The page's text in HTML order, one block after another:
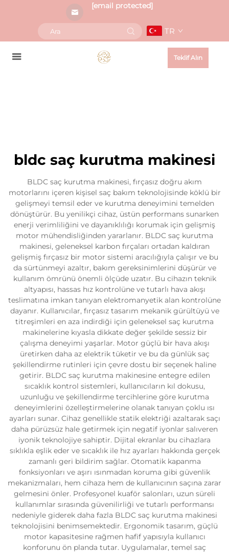
[email protected]
TR
Teklif Alın
bldc saç kurutma makinesi
BLDC saç kurutma makinesi, fırçasız doğru akım
motorlarını içeren kişisel saç bakım teknolojisinde köklü bir
gelişmeyi temsil eder ve kurutma deneyimini temelden
dönüştürür. Bu yenilikçi cihaz, üstün performans sunarken
enerji verimliliğini ve dayanıklılığı korumak için gelişmiş
motor mühendisliğinden yararlanır. BLDC saç kurutma
makinesi, geleneksel karbon fırçaları ortadan kaldıran
gelişmiş fırçasız bir motor sistemi aracılığıyla çalışır ve bu
da sürtünmeyi azaltır, bakım gereksinimlerini düşürür ve
kullanım ömrünü önemli ölçüde uzatır. Bu cihazın teknik
altyapısı, hassas hız kontrolüne ve tutarlı hava akışı
teslimatına imkan tanıyan elektromanyetik alan kontrolüne
dayanır. Kullanıcılar, fırçasız tasarım mekanik gürültüyü ve
titreşimleri en aza indirdiği için geleneksel saç kurutma
makinelerine kıyasla dikkate değer şekilde sessiz bir
çalışma deneyimi yaşarlar. Motor güçlü bir hava akışı
üretirken daha az elektrik tüketir ve bu da günlük saç
şekillendirme rutinleri için çevre dostu bir seçenek haline
getirir. BLDC saç kurutma makinesine entegre edilen
sıcaklık kontrol sistemleri, kullanıcıların kıl dokusu,
uzunluğu ve şekillendirme tercihlerine göre kurutma
deneyimlerini özelleştirmelerine olanak tanıyan çoklu ısı
ayarları sunar. Cihaz genellikle statik elektriği azaltarak saçı
daha pürüzsüz hale getirmek için negatif iyonlar salıveren
iyonik teknolojiye sahiptir. Dijital ekranlar bu cihazlara
sıklıkla eşlik eder ve sıcaklık ile hız ayarları hakkında gerçek
zamanlı geri bildirim sağlar. Otomatik kapanma
fonksiyonları ve aşırı ısınmadan koruma gibi güvenlik
mekanizmaları, hem cihaza hem de kullanıcının saçına zarar
gelmesini önler. Profesyonel kuaför salonları, uzun süreli
kullanımlar sırasında güvenilirliği ve tutarlı performansı
nedeniyle giderek daha fazla BLDC saç kurutma makinesi
teknolojisini benimsemektedir. Ergonomik tasarım, güçlü
motor kapasitesine rağmen hafif yapısıyla kullanıcı
konforunu ön planda tutar. Uygulamalar, temel saç